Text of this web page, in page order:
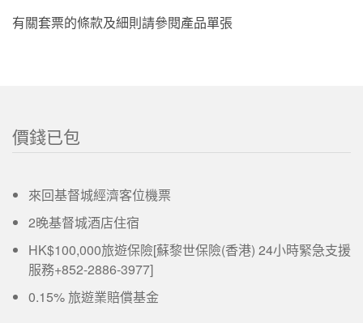
有關套票的條款及細則請參閱產品單張
價錢已包
來回基督城經濟客位機票
2晚基督城酒店住宿
HK$100,000旅遊保險[蘇黎世保險(香港) 24小時緊急支援
服務+852-2886-3977]
0.15% 旅遊業賠償基金